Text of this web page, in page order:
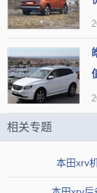
既然是买发动
发动机的噪音就上
不是优势，像思域 也
相关专题
本田xrv